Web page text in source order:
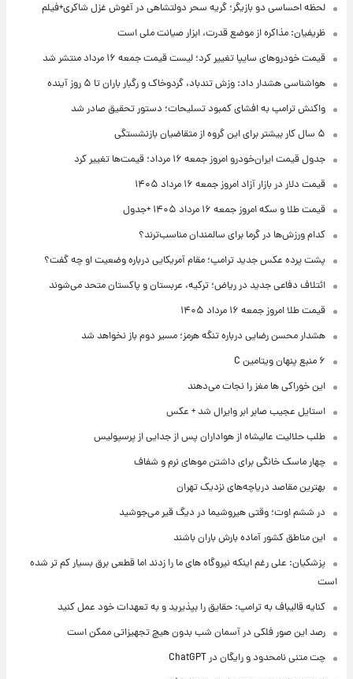
لحظه احساسی دو بازیگر؛ گریه سحر دولتشاهی در آغوش غزل شاکری+فیلم
ظریفیان: مذاکره از موضع قدرت، ابزار صیانت ملی است
قیمت خودروهای سایپا تغییر کرد؛ لیست قیمت جمعه ۱۶ مرداد منتشر شد
هواشناسی هشدار داد: وزش تندباد، گردوخاک و رگبار باران تا ۵ روز آینده
واکنش ترامپ به افشای کمبود تسلیحات؛ دستور تحقیق صادر شد
۵ سال کار بیشتر برای این گروه از متقاضیان بازنشستگی
جدول قیمت ایران‌خودرو امروز جمعه ۱۶ مرداد؛ قیمت‌ها تغییر کرد
قیمت دلار در بازار آزاد امروز جمعه ۱۶ مرداد ۱۴۰۵
قیمت طلا و سکه امروز جمعه ۱۶ مرداد ۱۴۰۵ +جدول
کدام ورزش‌ها در گرما برای سالمندان مناسب‌ترند؟
پشت پرده عکس جدید ترامپ؛ مقام آمریکایی درباره وضعیت او چه گفت؟
ائتلاف دفاعی جدید در ریاض؛ ترکیه، عربستان و پاکستان متحد می‌شوند
قیمت طلا امروز جمعه ۱۶ مرداد ۱۴۰۵
هشدار محسن رضایی درباره تنگه هرمز؛ مسیر دوم باز نخواهد شد
۶ منبع پنهان ویتامین C
این خوراکی ها مغز را نجات می‌دهند
استایل عجیب صابر ابر وایرال شد + عکس
طلب حلالیت عالیشاه از هواداران پس از جدایی از پرسپولیس
چهار ماسک خانگی برای داشتن موهای نرم و شفاف
بهترین مقاصد دریاچه‌های نزدیک تهران
در ششم اوت؛ وقتی هیروشیما در دیگ قیر می‌جوشید
این مناطق کشور آماده بارش باران باشند
پزشکیان: علی رغم اینکه نیروگاه های ما را زدند اما قطعی برق بسیار کم تر شده
است
کنایه قالیباف به ترامپ: حقایق را بپذیرید و به تعهدات خود عمل کنید
رصد این صور فلکی در آسمان شب بدون هیچ تجهیزاتی ممکن است
چت متنی نامحدود و رایگان در ChatGPT